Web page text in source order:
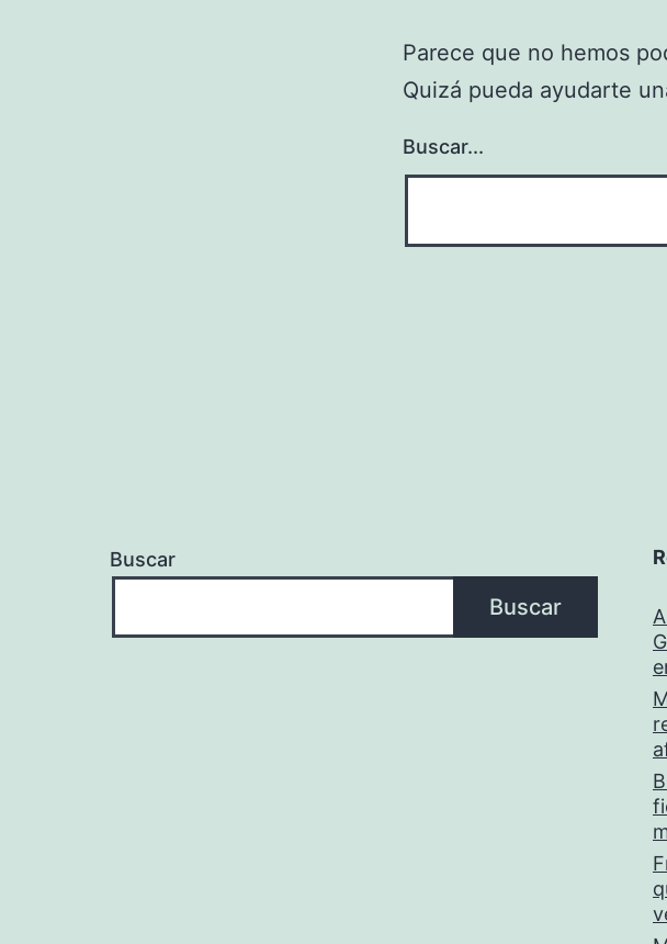
Parece que no hemos
Quizá pueda ayudarte
Buscar...
Buscar
Buscar